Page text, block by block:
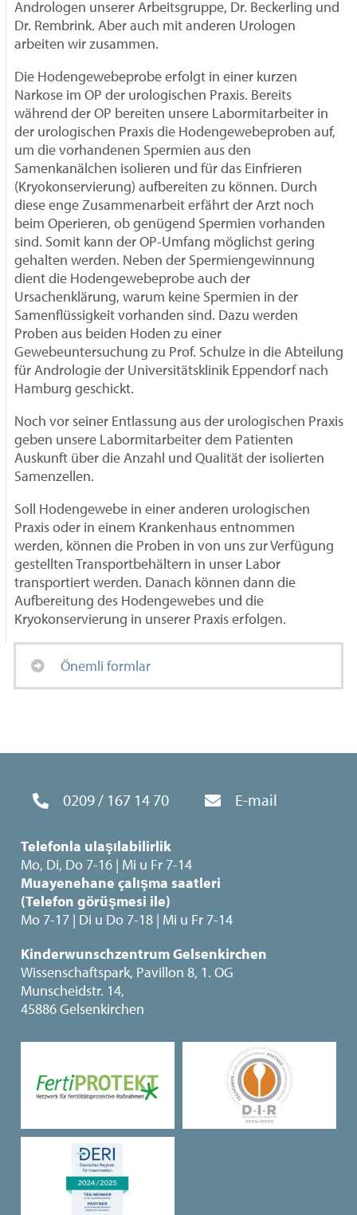
Önemli formlar
Andrologen unserer Arbeitsgruppe, Dr. Beckerling und
Dr. Rembrink. Aber auch mit anderen Urologen
arbeiten wir zusammen.
Die Hodengewebeprobe erfolgt in einer kurzen
Narkose im OP der urologischen Praxis. Bereits
während der OP bereiten unsere Labormitarbeiter in
der urologischen Praxis die Hodengewebeproben auf,
um die vorhandenen Spermien aus den
Samenkanälchen isolieren und für das Einfrieren
(Kryokonservierung) aufbereiten zu können. Durch
diese enge Zusammenarbeit erfährt der Arzt noch
beim Operieren, ob genügend Spermien vorhanden
sind. Somit kann der OP-Umfang möglichst gering
gehalten werden. Neben der Spermiengewinnung
dient die Hodengewebeprobe auch der
Ursachenklärung, warum keine Spermien in der
Samenflüssigkeit vorhanden sind. Dazu werden
Proben aus beiden Hoden zu einer
Gewebeuntersuchung zu Prof. Schulze in die Abteilung
für Andrologie der Universitätsklinik Eppendorf nach
Hamburg geschickt.
Noch vor seiner Entlassung aus der urologischen Praxis
geben unsere Labormitarbeiter dem Patienten
Auskunft über die Anzahl und Qualität der isolierten
Samenzellen.
Soll Hodengewebe in einer anderen urologischen
Praxis oder in einem Krankenhaus entnommen
werden, können die Proben in von uns zur Verfügung
gestellten Transportbehältern in unser Labor
transportiert werden. Danach können dann die
Aufbereitung des Hodengewebes und die
Kryokonservierung in unserer Praxis erfolgen.
0209 / 167 14 70 E-mail
Telefonla ulaşılabilirlik
Mo, Di, Do 7-16 | Mi u Fr 7-14
Muayenehane çalışma saatleri
(Telefon görüşmesi ile)
Mo 7-17 | Di u Do 7-18 | Mi u Fr 7-14
Kinderwunschzentrum Gelsenkirchen
Wissenschaftspark, Pavillon 8, 1. OG
Munscheidstr. 14,
45886 Gelsenkirchen